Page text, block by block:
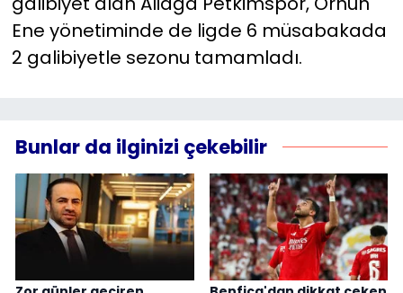
Ene yönetiminde de ligde 6 müsabakada
2 galibiyetle sezonu tamamladı.
Bunlar da ilginizi çekebilir